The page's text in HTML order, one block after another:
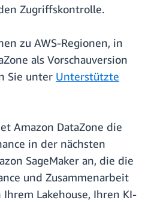
Zugriffskontrolle.
zu AWS-Regionen, in
als Vorschauversion
Sie unter Unterstützte
Amazon DataZone die
in der nächsten
SageMaker an, die die
und Zusammenarbeit
Lakehouse, Ihren KI-